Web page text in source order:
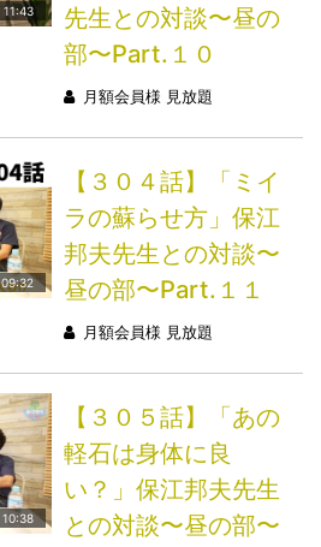
11:43
先生との対談〜昼の
部〜Part.１０
月額会員様 見放題
09:32
【３０４話】「ミイ
ラの蘇らせ方」保江
邦夫先生との対談〜
昼の部〜Part.１１
月額会員様 見放題
10:38
【３０５話】「あの
軽石は身体に良
い？」保江邦夫先生
との対談〜昼の部〜